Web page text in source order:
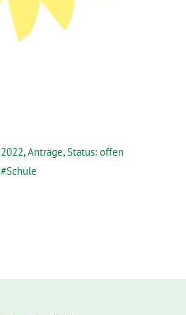
2022,Anträge,Status: offen
Schule